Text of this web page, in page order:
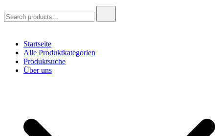
for:
Startseite
Alle Produktkategorien
Produktsuche
Über uns